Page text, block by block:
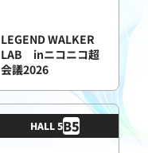
LEGEND WALKER
LAB inニコニコ超
会議2026
HALL 5B5